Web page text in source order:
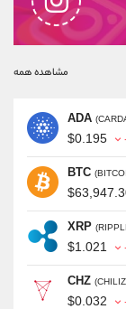
مشاهده همه
ADA
$0.195
BTC
XRP
$1.021
CHZ
$0.032